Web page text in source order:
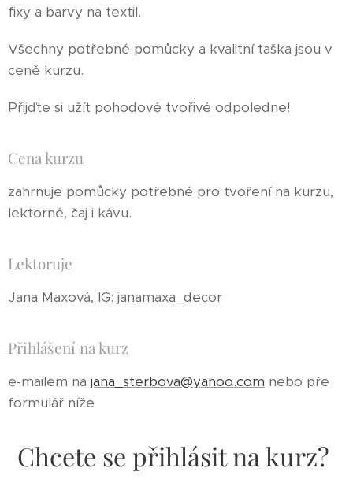
fixy a barvy na textil.
Všechny potřebné pomůcky a kvalitní taška jsou v
ceně kurzu.
Přijďte si užít pohodové tvořivé odpoledne!
Cena kurzu
zahrnuje pomůcky potřebné pro tvoření na kurzu,
lektorné, čaj i kávu.
Lektoruje
Jana Maxová, IG: janamaxa_decor
Přihlášení na kurz
e-mailem na jana_sterbova@yahoo.com nebo pře
formulář níže
Chcete se přihlásit na kurz?